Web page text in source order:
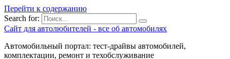
Перейти к содержанию
Search for:
Сайт для автолюбителей - все об автомобилях
Автомобильный портал: тест-драйвы автомобилей,
комплектации, ремонт и техобслуживание